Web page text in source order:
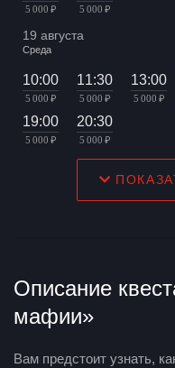
5 000 ₽ 5 000 ₽
19 августа
Среда
10:00
5 000 ₽
11:30
5 000 ₽
13:00
5 000 ₽
19:00
5 000 ₽
20:30
5 000 ₽
Описание
мафии»
Вам предстоит узнать,